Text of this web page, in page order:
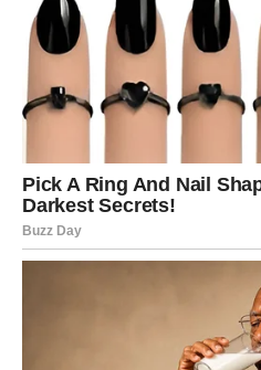
Ovo je mesec u kojem Jarac
dokazuje svoju vrednost kroz
bude ono što jeste –
Univerzum to nagrađuje.
RIBE – Biti
uslova
Za Ribe, februar donosi čudo
ovog meseca oseća ljubav u
to su Ribe. Ovo nije samo